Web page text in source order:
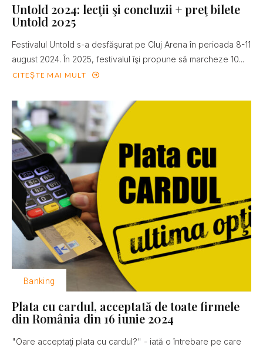
Untold 2024: lecţii şi concluzii + preţ bilete
Untold 2025
Festivalul Untold s-a desfăşurat pe Cluj Arena în perioada 8-11
august 2024. În 2025, festivalul îşi propune să marcheze 10...
CITEȘTE MAI MULT
Banking
Plata cu cardul, acceptată de toate firmele
din România din 16 iunie 2024
"Oare acceptaţi plata cu cardul?" - iată o întrebare pe care